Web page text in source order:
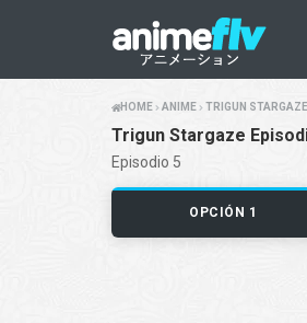
HOME ANIME TRIGUN STARGAZE
Trigun Stargaze
Episodio 5
OPCIÓN 1